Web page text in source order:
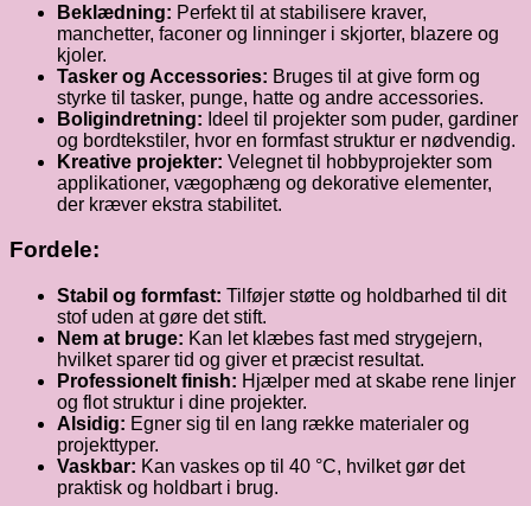
Beklædning: Perfekt til at stabilisere kraver,
manchetter, faconer og linninger i skjorter, blazere og
kjoler.
Tasker og Accessories: Bruges til at give form og
styrke til tasker, punge, hatte og andre accessories.
Boligindretning: Ideel til projekter som puder, gardiner
og bordtekstiler, hvor en formfast struktur er nødvendig.
Kreative projekter: Velegnet til hobbyprojekter som
applikationer, vægophæng og dekorative elementer,
der kræver ekstra stabilitet.
Fordele:
Stabil og formfast: Tilføjer støtte og holdbarhed til dit
stof uden at gøre det stift.
Nem at bruge: Kan let klæbes fast med strygejern,
hvilket sparer tid og giver et præcist resultat.
Professionelt finish: Hjælper med at skabe rene linjer
og flot struktur i dine projekter.
Alsidig: Egner sig til en lang række materialer og
projekttyper.
Vaskbar: Kan vaskes op til 40 °C, hvilket gør det
praktisk og holdbart i brug.